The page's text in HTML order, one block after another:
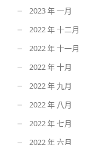
2023 年 一月
2022 年 十二月
2022 年 十一月
2022 年 十月
2022 年 九月
2022 年 八月
2022 年 七月
2022 年 六月